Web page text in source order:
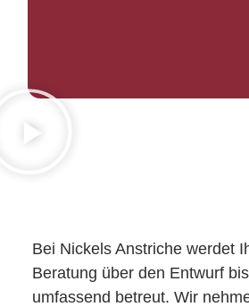
Bei Nickels Anstrichewerdet
Beratung über den Entwurf
umfassend betreut. Wir